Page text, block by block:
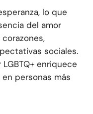
lo que
del amor
sociales.
enriquece
personas más